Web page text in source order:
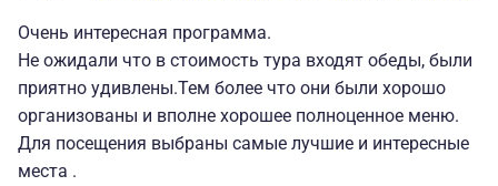
Очень интересная программа.
Не ожидали что в стоимость тура входят обеды, были
приятно удивлены.Тем более что они были хорошо
организованы и вполне хорошее полноценное меню.
Для посещения выбраны самые лучшие и интересные
места .